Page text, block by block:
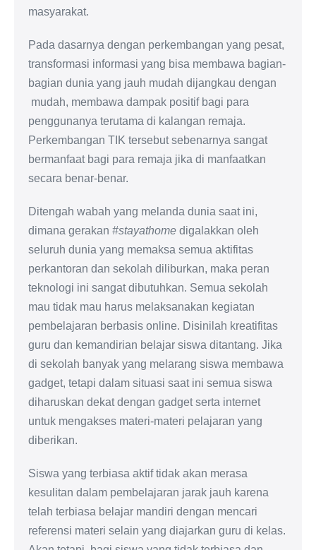
masyarakat.
Pada dasarnya dengan perkembangan yang pesat,
transformasi informasi yang bisa membawa bagian-
bagian dunia yang jauh mudah dijangkau dengan
mudah, membawa dampak positif bagi para
penggunanya terutama di kalangan remaja.
Perkembangan TIK tersebut sebenarnya sangat
bermanfaat bagi para remaja jika di manfaatkan
secara benar-benar.
Ditengah wabah yang melanda dunia saat ini,
dimana gerakan #stayathome digalakkan oleh
seluruh dunia yang memaksa semua aktifitas
perkantoran dan sekolah diliburkan, maka peran
teknologi ini sangat dibutuhkan. Semua sekolah
mau tidak mau harus melaksanakan kegiatan
pembelajaran berbasis online. Disinilah kreatifitas
guru dan kemandirian belajar siswa ditantang. Jika
di sekolah banyak yang melarang siswa membawa
gadget, tetapi dalam situasi saat ini semua siswa
diharuskan dekat dengan gadget serta internet
untuk mengakses materi-materi pelajaran yang
diberikan.
Siswa yang terbiasa aktif tidak akan merasa
kesulitan dalam pembelajaran jarak jauh karena
telah terbiasa belajar mandiri dengan mencari
referensi materi selain yang diajarkan guru di kelas.